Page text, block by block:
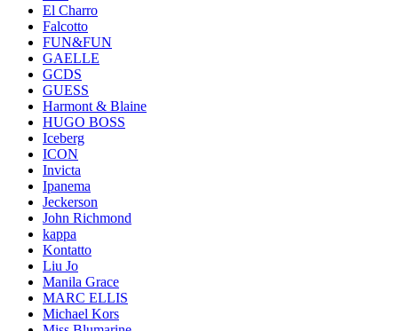
El Charro
Falcotto
FUN&FUN
GAELLE
GCDS
GUESS
Harmont & Blaine
HUGO BOSS
Iceberg
ICON
Invicta
Ipanema
Jeckerson
John Richmond
kappa
Kontatto
Liu Jo
Manila Grace
MARC ELLIS
Michael Kors